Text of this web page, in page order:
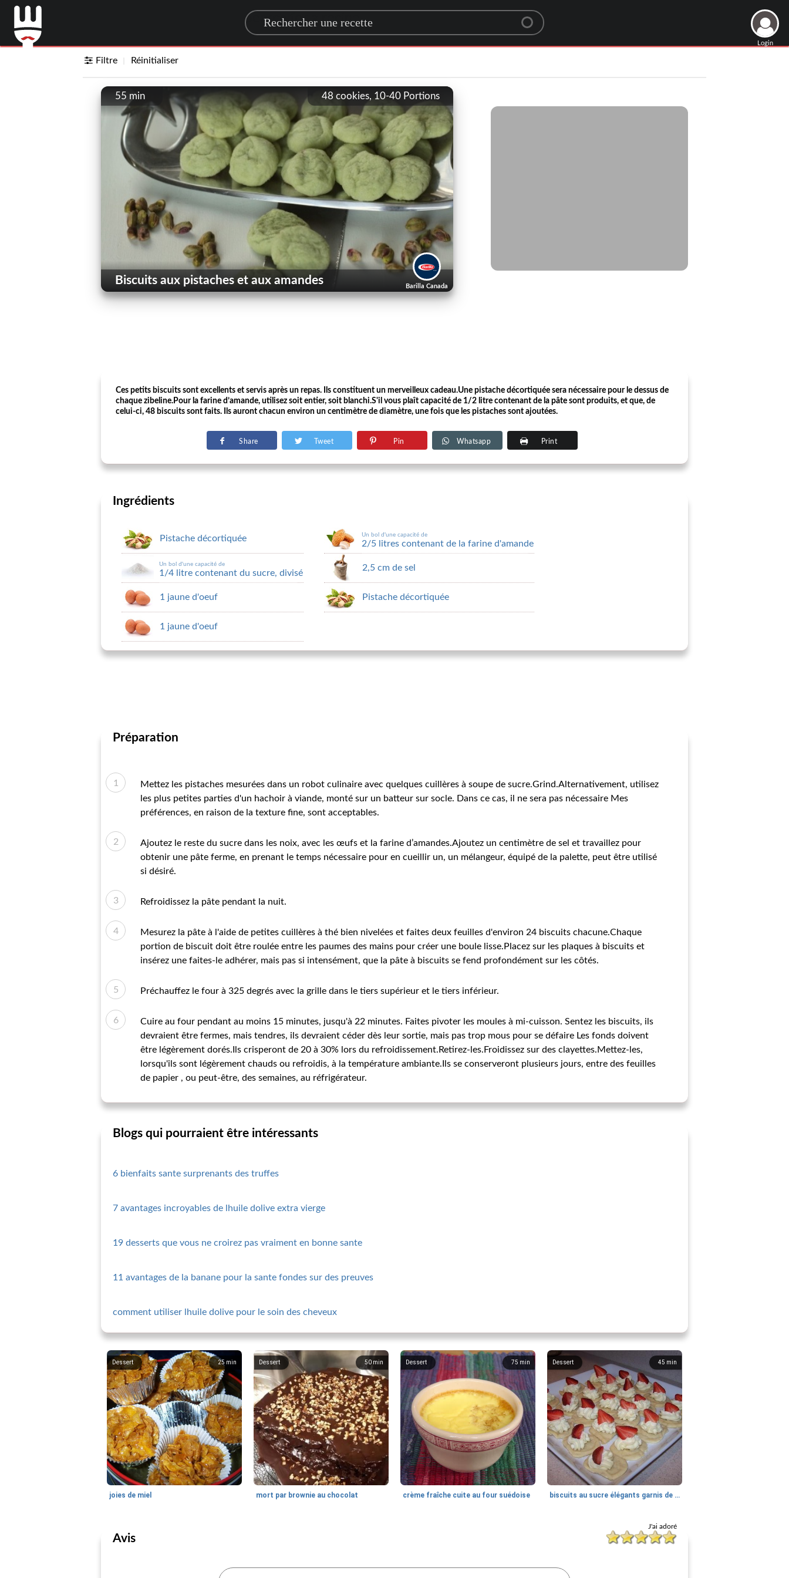
Search for a recipe
Login
Filtre Réinitialiser
48 cookies, 10-40 Portions
55 min
Barilla Canada
Biscuits aux pistaches et aux amandes
Ces petits biscuits sont excellents et servis après un repas. Ils constituent un merveilleux cadeau.Une pistache décortiquée sera nécessaire pour le dessus de
chaque zibeline.Pour la farine d’amande, utilisez soit entier, soit blanchi.S'il vous plaît capacité de 1/2 litre contenant de la pâte sont produits, et que, de
celui-ci, 48 biscuits sont faits. Ils auront chacun environ un centimètre de diamètre, une fois que les pistaches sont ajoutées.
Share Tweet Pin Whatsapp Print
Ingrédients
Pistache décortiquée
Un bol d'une capacité de
1/4 litre contenant du sucre, divisé
1 jaune d'oeuf
1 jaune d'oeuf
Un bol d'une capacité de
2/5 litres contenant de la farine d'amande
2,5 cm de sel
Pistache décortiquée
Préparation
Mettez les pistaches mesurées dans un robot culinaire avec quelques cuillères à soupe de sucre.Grind.Alternativement, utilisez
les plus petites parties d'un hachoir à viande, monté sur un batteur sur socle. Dans ce cas, il ne sera pas nécessaire Mes
préférences, en raison de la texture fine, sont acceptables.
Ajoutez le reste du sucre dans les noix, avec les œufs et la farine d’amandes.Ajoutez un centimètre de sel et travaillez pour
obtenir une pâte ferme, en prenant le temps nécessaire pour en cueillir un, un mélangeur, équipé de la palette, peut être utilisé
si désiré.
Refroidissez la pâte pendant la nuit.
Mesurez la pâte à l'aide de petites cuillères à thé bien nivelées et faites deux feuilles d'environ 24 biscuits chacune.Chaque
portion de biscuit doit être roulée entre les paumes des mains pour créer une boule lisse.Placez sur les plaques à biscuits et
insérez une faites-le adhérer, mais pas si intensément, que la pâte à biscuits se fend profondément sur les côtés.
Préchauffez le four à 325 degrés avec la grille dans le tiers supérieur et le tiers inférieur.
Cuire au four pendant au moins 15 minutes, jusqu'à 22 minutes. Faites pivoter les moules à mi-cuisson. Sentez les biscuits, ils
devraient être fermes, mais tendres, ils devraient céder dès leur sortie, mais pas trop mous pour se défaire Les fonds doivent
être légèrement dorés.Ils crisperont de 20 à 30% lors du refroidissement.Retirez-les.Froidissez sur des clayettes.Mettez-les,
lorsqu'ils sont légèrement chauds ou refroidis, à la température ambiante.Ils se conserveront plusieurs jours, entre des feuilles
de papier , ou peut-être, des semaines, au réfrigérateur.
Blogs qui pourraient être intéressants
6 bienfaits sante surprenants des truffes
7 avantages incroyables de lhuile dolive extra vierge
19 desserts que vous ne croirez pas vraiment en bonne sante
11 avantages de la banane pour la sante fondes sur des preuves
comment utiliser lhuile dolive pour le soin des cheveux
25 min
Dessert
joies de miel
50 min
Dessert
mort par brownie au chocolat
75 min
Dessert
crème fraîche cuite au four suédoise
45 min
Dessert
biscuits au sucre élégants garnis de mascarpone (trompeusement faciles)
J'ai adoré
Avis